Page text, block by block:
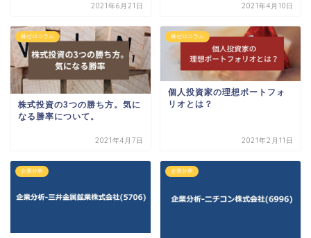
2021年6月21日 2021年4月10日
株ゼロコラム
株式投資の3つの勝ち方。気に
なる勝率について。
2021年4月7日
株ゼロコラム
個人投資家の理想ポートフォ
リオとは？
2021年2月11日
企業分析 企業分析